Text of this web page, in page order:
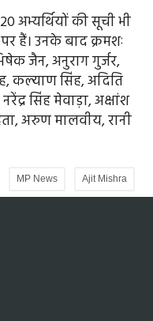
अभ्यर्थियों की सूची भी
हैं। उनके बाद क्रमशः
जैन, अनुराग गुर्जर,
कल्याण सिंह, अदिति
सिंह मेवाड़ा, अक्षांश
अरुण मालवीय, रानी
MP News Ajit Mishra